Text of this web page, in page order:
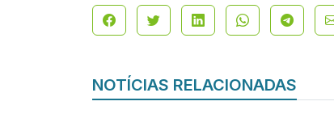
NOTÍCIAS RELACIONADAS